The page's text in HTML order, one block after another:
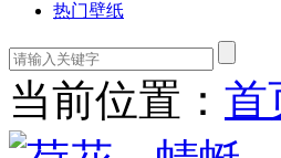
热门壁纸
当前位置： 首